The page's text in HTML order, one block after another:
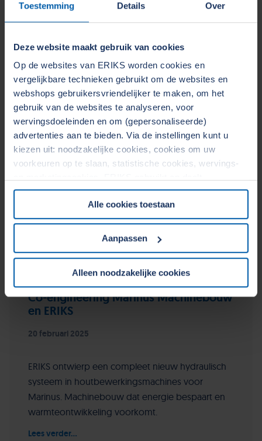
Toestemming Details Over
Deze website maakt gebruik van cookies
Op de websites van ERIKS worden cookies en
vergelijkbare technieken gebruikt om de websites en
webshops gebruikersvriendelijker te maken, om het
gebruik van de websites te analyseren, voor
wervingsdoeleinden en om (gepersonaliseerde)
advertenties aan te bieden. Via de instellingen kunt u
kiezen uit: noodzakelijke cookies, cookies om uw
voorkeuren op te slaan, statistische cookies, wervings-
persoonsgegevens met Derden. Door op de OK-knop te
klikken, gaat u akkoord met het gebruik van alle cookies
en geeft u toestemming voor de bijbehorende verwerking
van uw persoonsgegevens. Zie voor meer informatie
allen tijde uw toestemming wijzigen of intrekken in het
Cookiebeleid op onze website.
Alle cookies toestaan
Aanpassen
Alleen noodzakelijke cookies
Lees verder...
Snelheidsregeling
Customising en montage
Verhoogde efficiëntie
Co-engineering Marinus Machinebouw
en ERIKS
20 februari 2025
ERIKS ontwierp een compleet nieuw hydraulisch
systeem in houtbewerkingsmachines voor
Marinus. Machinebouw dat energie bespaart en
warmteontwikkeling voorkomt.
Lees verder...